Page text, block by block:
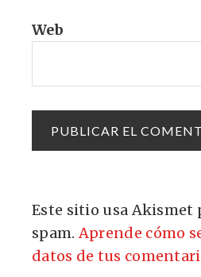
Web
Este sitio usa Akismet
spam.Aprende cómo
datos de tus